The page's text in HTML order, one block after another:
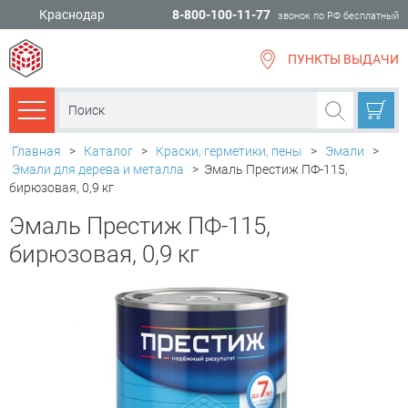
Краснодар 8-800-100-11-77 звонок по РФ бесплатный
ПУНКТЫ ВЫДАЧИ
Каталог товаров
Главная > Каталог > Краски, герметики, пены > Эмали
>
Эмали для дерева и металла
> Эмаль Престиж ПФ-115,
бирюзовая, 0,9 кг
Эмаль Престиж ПФ-115,
бирюзовая, 0,9 кг